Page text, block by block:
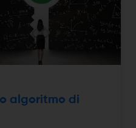
algoritmo di